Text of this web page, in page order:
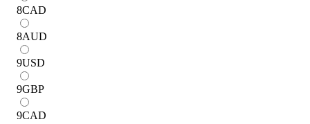
8CAD
8AUD
9USD
9GBP
9CAD